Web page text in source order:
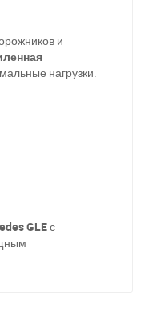
и
нагрузки.
GLEс